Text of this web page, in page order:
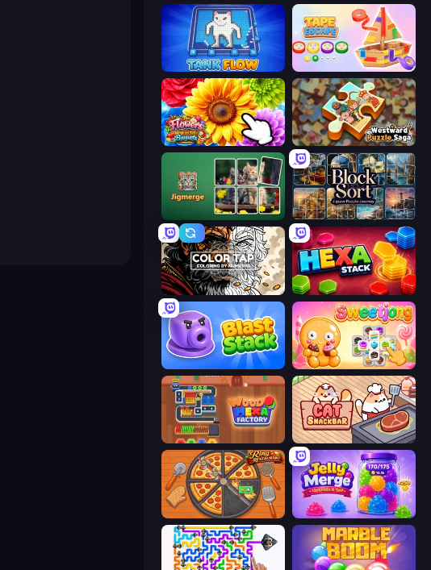
TankFlow.io
The Flowers Merge and Sell Bouquets Westward Puzzle Saga
Block Sort - Jigsaw Puzzle Journey
Color Tap: Coloring by Numbers Hexa Stack
Blast Stack Sweetjong
Wood Hexa Factory! Cat Snack Bar
Ring Restaurant Jelly Merge: Upgrade & Sell